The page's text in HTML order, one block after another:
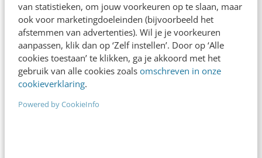
van statistieken, om jouw voorkeuren op te slaan, maar
ook voor marketingdoeleinden (bijvoorbeeld het
afstemmen van advertenties). Wil je je voorkeuren
aanpassen, klik dan op ‘Zelf instellen’. Door op ‘Alle
cookies toestaan’ te klikken, ga je akkoord met het
gebruik van alle cookies zoals omschreven in onze
cookieverklaring.
Powered by CookieInfo
Over de auteur
Dennis Braamse
Dennis Braamse heeft als
intrapreneur diverse
managementposities bekleed. Hij